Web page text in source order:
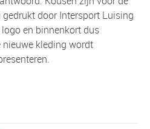
door Intersport Luising
en binnenkort dus
nieuwe kleding wordt